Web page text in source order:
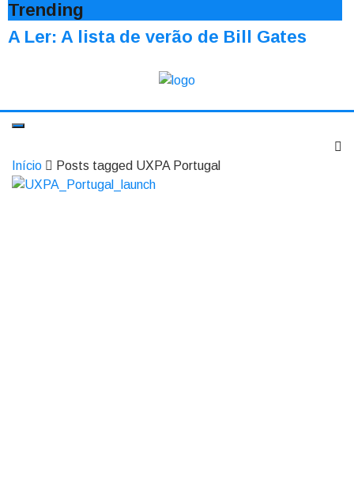
Trending
A Ler: A lista de verão de Bill Gates
Início Posts tagged UXPA Portugal